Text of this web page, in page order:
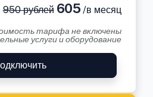
950 рублей605 /в месяц
тарифа не включены
услуги и оборудование